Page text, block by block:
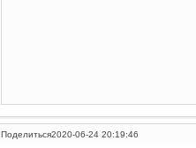
Поделиться2020-06-24 20:19:46